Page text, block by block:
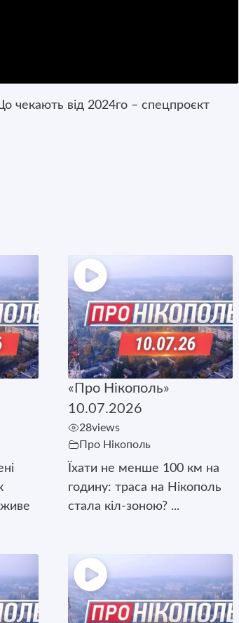
чекають від 2024го – спецпроєкт
«Про Нікополь»
10.07.2026
28views
Про Нікополь
Їхати не менше 100 км на
годину: траса на Нікополь
стала кіл-зоною? ...